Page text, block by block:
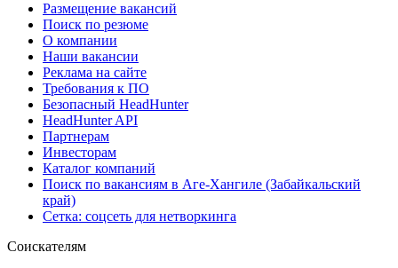
Размещение вакансий
Поиск по резюме
О компании
Наши вакансии
Реклама на сайте
Требования к ПО
Безопасный HeadHunter
HeadHunter API
Партнерам
Инвесторам
Каталог компаний
Поиск по вакансиям в Аге-Хангиле (Забайкальский
край)
Сетка: соцсеть для нетворкинга
Соискателям